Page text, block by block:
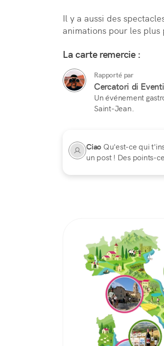
Il y a aussi des
animations pour les plus
La carte remercie :
Rapporté par
Cercatori di Eventi
Un événement
Saint-Jean.
Ciao Qu'est-ce qui
un post ! Des points-